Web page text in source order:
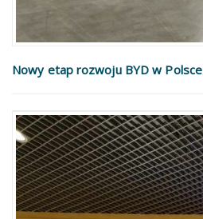
Nowy etap rozwoju BYD w Polsce